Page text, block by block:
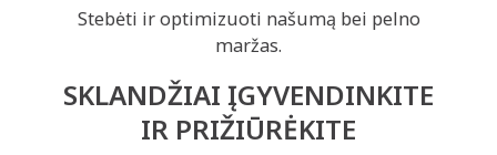
Stebėti ir optimizuoti našumą bei pelno
maržas.
SKLANDŽIAI ĮGYVENDINKITE
IR PRIŽIŪRĖKITE